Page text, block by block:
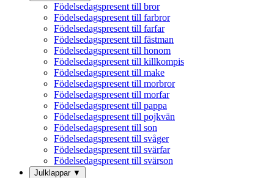
Födelsedagspresent till bror
Födelsedagspresent till farbror
Födelsedagspresent till farfar
Födelsedagspresent till fästman
Födelsedagspresent till honom
Födelsedagspresent till killkompis
Födelsedagspresent till make
Födelsedagspresent till morbror
Födelsedagspresent till morfar
Födelsedagspresent till pappa
Födelsedagspresent till pojkvän
Födelsedagspresent till son
Födelsedagspresent till svåger
Födelsedagspresent till svärfar
Födelsedagspresent till svärson
Julklappar ▼